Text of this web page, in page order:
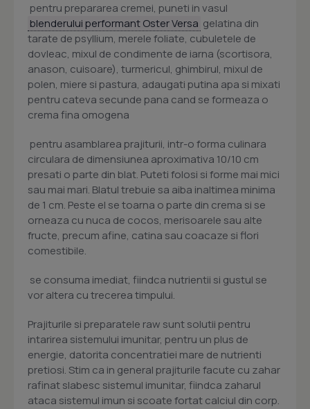
 pentru prepararea cremei, puneti in vasul
blenderului performant Oster Versa gelatina din
tarate de psyllium, merele foliate, cubuletele de
dovleac, mixul de condimente de iarna (scortisora,
anason, cuisoare), turmericul, ghimbirul, mixul de
polen, miere si pastura, adaugati putina apa si mixati
pentru cateva secunde pana cand se formeaza o
crema fina omogena
 pentru asamblarea prajiturii, intr-o forma culinara
circulara de dimensiunea aproximativa 10/10 cm
presati o parte din blat. Puteti folosi si forme mai mici
sau mai mari. Blatul trebuie sa aiba inaltimea minima
de 1 cm. Peste el se toarna o parte din crema si se
orneaza cu nuca de cocos, merisoarele sau alte
fructe, precum afine, catina sau coacaze si flori
comestibile.
 se consuma imediat, fiindca nutrientii si gustul se
vor altera cu trecerea timpului.
Prajiturile si preparatele raw sunt solutii pentru
intarirea sistemului imunitar, pentru un plus de
energie, datorita concentratiei mare de nutrienti
pretiosi. Stim ca in general prajiturile facute cu zahar
rafinat slabesc sistemul imunitar, fiindca zaharul
ataca sistemul imun si scoate fortat calciul din corp.